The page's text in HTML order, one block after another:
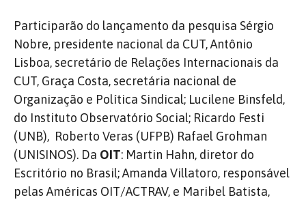
Participarão do lançamento da pesquisa Sérgio
Nobre, presidente nacional da CUT, Antônio
Lisboa, secretário de Relações Internacionais da
CUT, Graça Costa, secretária nacional de
Organização e Política Sindical; Lucilene Binsfeld,
do Instituto Observatório Social; Ricardo Festi
(UNB), Roberto Veras (UFPB) Rafael Grohman
(UNISINOS). Da OIT: Martin Hahn, diretor do
Escritório no Brasil; Amanda Villatoro, responsável
pelas Américas OIT/ACTRAV, e Maribel Batista,